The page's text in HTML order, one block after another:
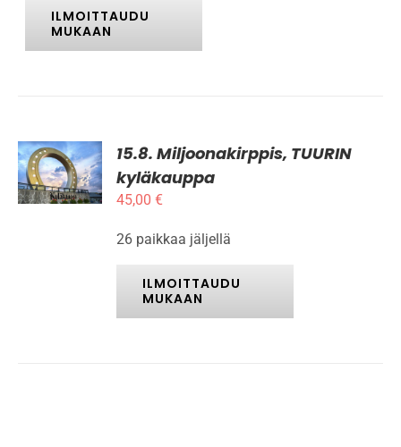
ILMOITTAUDU
MUKAAN
ILMOITTAUDU
MUKAAN
TÄLLÄ
TUOTTEELLA
MUUNNELMA.
TUOTTEEN
/
LISÄTIEDOT
15.8. Miljoonakirppis, TUURIN
kyläkauppa
45,00€
26 paikkaa jäljellä
ILMOITTAUDU
MUKAAN